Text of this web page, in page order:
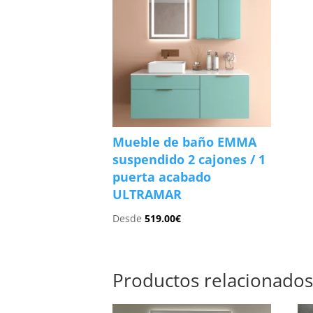
Mueble de baño EMMA
suspendido 2 cajones / 1
puerta acabado
ULTRAMAR
Desde519.00€
Productos relacionados